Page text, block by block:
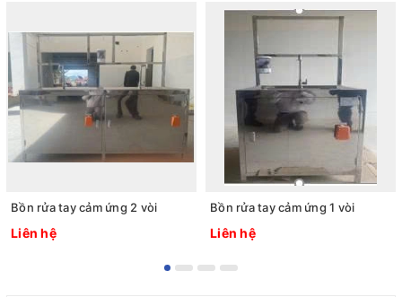
Bồn rửa tay cảm ứng 2 vòi
Liên hệ
Bồn rửa tay cảm ứng 1 vòi
Liên hệ